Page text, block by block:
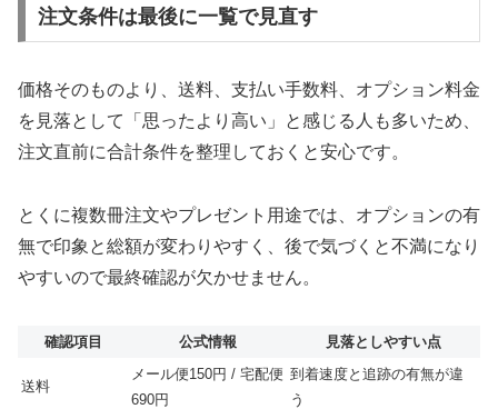
注文条件は最後に一覧で見直す
価格そのものより、送料、支払い手数料、オプション料金
を見落として「思ったより高い」と感じる人も多いため、
注文直前に合計条件を整理しておくと安心です。
とくに複数冊注文やプレゼント用途では、オプションの有
無で印象と総額が変わりやすく、後で気づくと不満になり
やすいので最終確認が欠かせません。
確認項目 公式情報 見落としやすい点
送料
メール便150円 / 宅配便
690円
到着速度と追跡の有無が違
う